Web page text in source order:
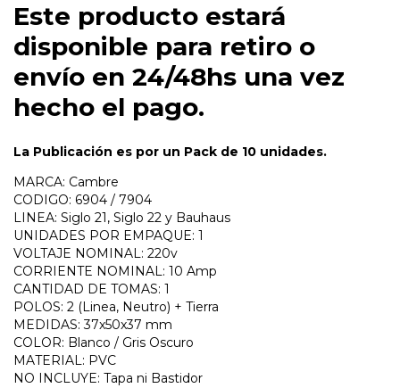
Este producto estará
disponible para retiro o
envío en 24/48hs una vez
hecho el pago.
La Publicación es por un Pack de 10 unidades.
MARCA: Cambre
CODIGO: 6904 / 7904
LINEA: Siglo 21, Siglo 22 y Bauhaus
UNIDADES POR EMPAQUE: 1
VOLTAJE NOMINAL: 220v
CORRIENTE NOMINAL: 10 Amp
CANTIDAD DE TOMAS: 1
POLOS: 2 (Linea, Neutro) + Tierra
MEDIDAS: 37x50x37 mm
COLOR: Blanco / Gris Oscuro
MATERIAL: PVC
NO INCLUYE: Tapa ni Bastidor